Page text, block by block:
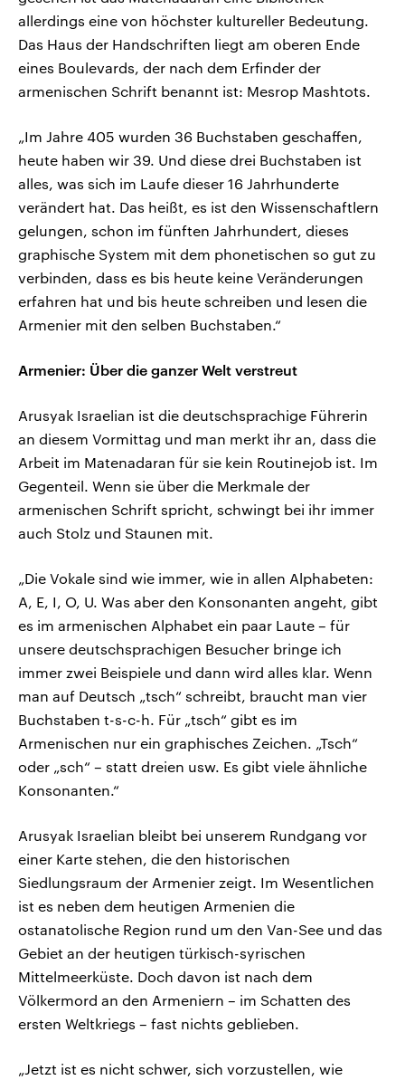
allerdings eine von höchster kultureller Bedeutung.
Das Haus der Handschriften liegt am oberen Ende
eines Boulevards, der nach dem Erfinder der
armenischen Schrift benannt ist: Mesrop Mashtots.
„Im Jahre 405 wurden 36 Buchstaben geschaffen,
heute haben wir 39. Und diese drei Buchstaben ist
alles, was sich im Laufe dieser 16 Jahrhunderte
verändert hat. Das heißt, es ist den Wissenschaftlern
gelungen, schon im fünften Jahrhundert, dieses
graphische System mit dem phonetischen so gut zu
verbinden, dass es bis heute keine Veränderungen
erfahren hat und bis heute schreiben und lesen die
Armenier mit den selben Buchstaben.“
Armenier: Über die ganzer Welt verstreut
Arusyak Israelian ist die deutschsprachige Führerin
an diesem Vormittag und man merkt ihr an, dass die
Arbeit im Matenadaran für sie kein Routinejob ist. Im
Gegenteil. Wenn sie über die Merkmale der
armenischen Schrift spricht, schwingt bei ihr immer
auch Stolz und Staunen mit.
„Die Vokale sind wie immer, wie in allen Alphabeten:
A, E, I, O, U. Was aber den Konsonanten angeht, gibt
es im armenischen Alphabet ein paar Laute – für
unsere deutschsprachigen Besucher bringe ich
immer zwei Beispiele und dann wird alles klar. Wenn
man auf Deutsch „tsch“ schreibt, braucht man vier
Buchstaben t-s-c-h. Für „tsch“ gibt es im
Armenischen nur ein graphisches Zeichen. „Tsch“
oder „sch“ – statt dreien usw. Es gibt viele ähnliche
Konsonanten.“
Arusyak Israelian bleibt bei unserem Rundgang vor
einer Karte stehen, die den historischen
Siedlungsraum der Armenier zeigt. Im Wesentlichen
ist es neben dem heutigen Armenien die
ostanatolische Region rund um den Van-See und das
Gebiet an der heutigen türkisch-syrischen
Mittelmeerküste. Doch davon ist nach dem
Völkermord an den Armeniern – im Schatten des
ersten Weltkriegs – fast nichts geblieben.
„Jetzt ist es nicht schwer, sich vorzustellen, wie